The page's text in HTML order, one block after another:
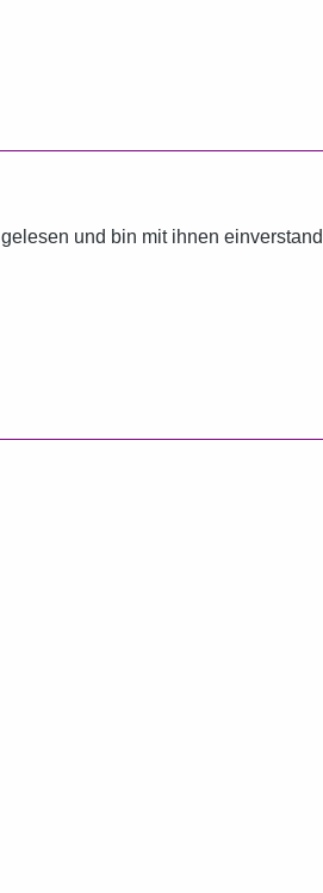
gelesen und bin mit ihnen